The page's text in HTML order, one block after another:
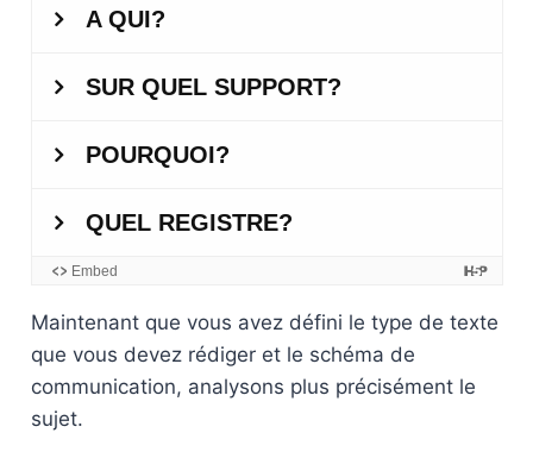
Maintenant que vous avez défini le type de texte
que vous devez rédiger et le schéma de
communication, analysons plus précisément le
sujet.